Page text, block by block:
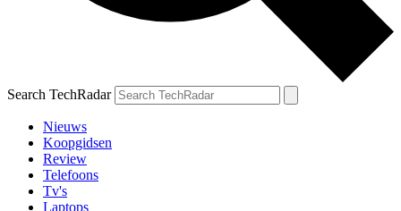
Search TechRadar
Nieuws
Koopgidsen
Review
Telefoons
Tv's
Laptops